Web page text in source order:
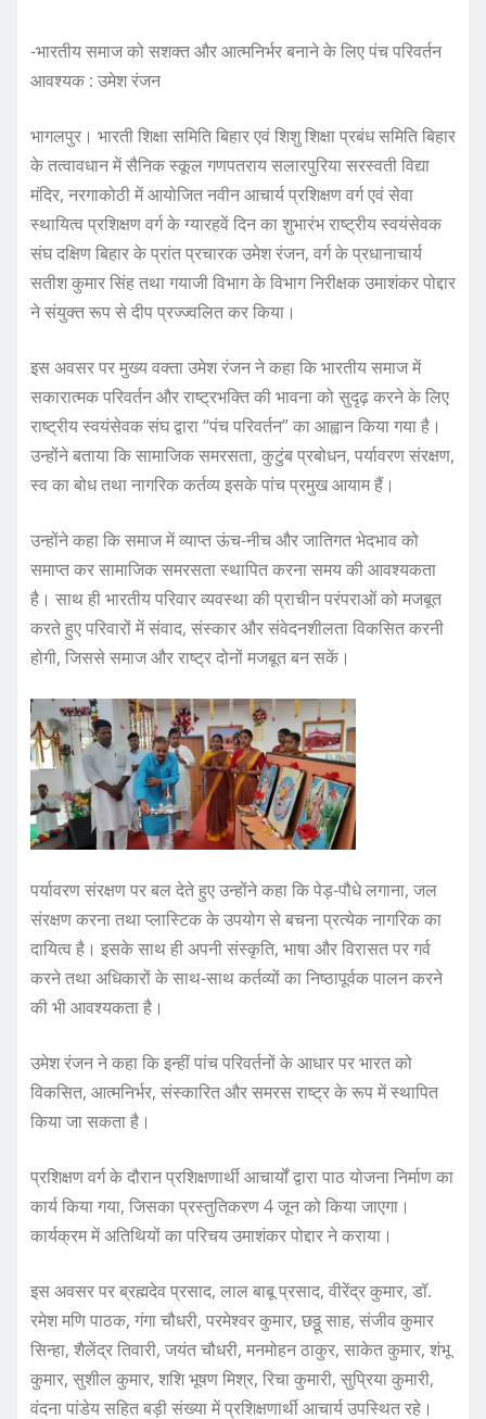
-भारतीय समाज को सशक्त और आत्मनिर्भर बनाने के लिए पंच परिवर्तन
आवश्यक : उमेश रंजन
भागलपुर। भारती शिक्षा समिति बिहार एवं शिशु शिक्षा प्रबंध समिति बिहार
के तत्वावधान में सैनिक स्कूल गणपतराय सलारपुरिया सरस्वती विद्या
मंदिर, नरगाकोठी में आयोजित नवीन आचार्य प्रशिक्षण वर्ग एवं सेवा
स्थायित्व प्रशिक्षण वर्ग के ग्यारहवें दिन का शुभारंभ राष्ट्रीय स्वयंसेवक
संघ दक्षिण बिहार के प्रांत प्रचारक उमेश रंजन, वर्ग के प्रधानाचार्य
सतीश कुमार सिंह तथा गयाजी विभाग के विभाग निरीक्षक उमाशंकर पोद्दार
ने संयुक्त रूप से दीप प्रज्ज्वलित कर किया।
इस अवसर पर मुख्य वक्ता उमेश रंजन ने कहा कि भारतीय समाज में
सकारात्मक परिवर्तन और राष्ट्रभक्ति की भावना को सुदृढ़ करने के लिए
राष्ट्रीय स्वयंसेवक संघ द्वारा “पंच परिवर्तन” का आह्वान किया गया है।
उन्होंने बताया कि सामाजिक समरसता, कुटुंब प्रबोधन, पर्यावरण संरक्षण,
स्व का बोध तथा नागरिक कर्तव्य इसके पांच प्रमुख आयाम हैं।
उन्होंने कहा कि समाज में व्याप्त ऊंच-नीच और जातिगत भेदभाव को
समाप्त कर सामाजिक समरसता स्थापित करना समय की आवश्यकता
है। साथ ही भारतीय परिवार व्यवस्था की प्राचीन परंपराओं को मजबूत
करते हुए परिवारों में संवाद, संस्कार और संवेदनशीलता विकसित करनी
होगी, जिससे समाज और राष्ट्र दोनों मजबूत बन सकें।
पर्यावरण संरक्षण पर बल देते हुए उन्होंने कहा कि पेड़-पौधे लगाना, जल
संरक्षण करना तथा प्लास्टिक के उपयोग से बचना प्रत्येक नागरिक का
दायित्व है। इसके साथ ही अपनी संस्कृति, भाषा और विरासत पर गर्व
करने तथा अधिकारों के साथ-साथ कर्तव्यों का निष्ठापूर्वक पालन करने
की भी आवश्यकता है।
उमेश रंजन ने कहा कि इन्हीं पांच परिवर्तनों के आधार पर भारत को
विकसित, आत्मनिर्भर, संस्कारित और समरस राष्ट्र के रूप में स्थापित
किया जा सकता है।
प्रशिक्षण वर्ग के दौरान प्रशिक्षणार्थी आचार्यों द्वारा पाठ योजना निर्माण का
कार्य किया गया, जिसका प्रस्तुतिकरण 4 जून को किया जाएगा।
कार्यक्रम में अतिथियों का परिचय उमाशंकर पोद्दार ने कराया।
इस अवसर पर ब्रह्मदेव प्रसाद, लाल बाबू प्रसाद, वीरेंद्र कुमार, डॉ.
रमेश मणि पाठक, गंगा चौधरी, परमेश्वर कुमार, छठ्ठू साह, संजीव कुमार
सिन्हा, शैलेंद्र तिवारी, जयंत चौधरी, मनमोहन ठाकुर, साकेत कुमार, शंभू
कुमार, सुशील कुमार, शशि भूषण मिश्र, रिचा कुमारी, सुप्रिया कुमारी,
वंदना पांडेय सहित बड़ी संख्या में प्रशिक्षणार्थी आचार्य उपस्थित रहे।